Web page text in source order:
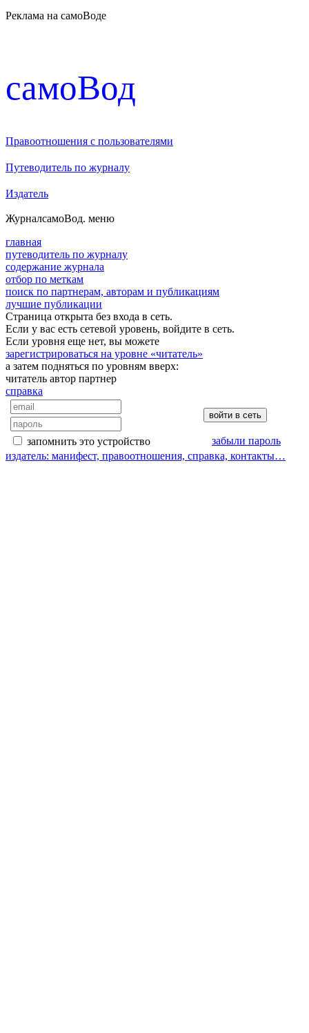
Реклама на самоВоде
cамоВод
Правоотношения с пользователями
Путеводитель по журналу
Издатель
ЖурналсамоВод. меню
главная
путеводитель по журналу
содержание журнала
отбор по меткам
поиск по партнерам, авторам и публикациям
лучшие публикации
Страница открыта без входа в сеть.
Если у вас есть сетевой уровень, войдите в сеть.
Если уровня еще нет, вы можете
зарегистрироваться на уровне «читатель»
а затем подняться по уровням вверх:
читатель автор партнер
справка
запомнить это устройство
забыли пароль
издатель: манифест, правоотношения, справка, контакты…